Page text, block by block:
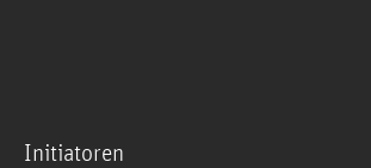
Initiatoren